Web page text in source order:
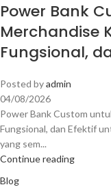
Power Bank
Merchandise
Fungsional,
Posted byadmin
04/08/2026
Power Bank Custom
Fungsional, dan Efektif
yang sem...
Continue reading
Blog